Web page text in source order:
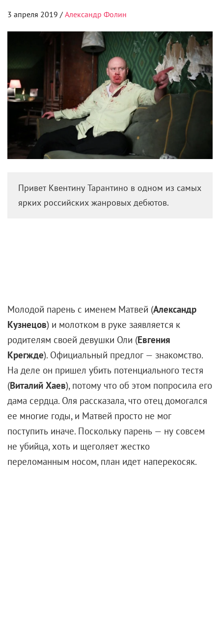
3 апреля 2019 / Александр Фолин
Привет Квентину Тарантино в одном из самых
ярких российских жанровых дебютов.
Молодой парень с именем Матвей (Александр
Кузнецов) и молотком в руке заявляется к
родителям своей девушки Оли (Евгения
Крегжде). Официальный предлог — знакомство.
На деле он пришел убить потенциального тестя
(Виталий Хаев), потому что об этом попросила его
дама сердца. Оля рассказала, что отец домогался
ее многие годы, и Матвей просто не мог
поступить иначе. Поскольку парень — ну совсем
не убийца, хоть и щеголяет жестко
переломанным носом, план идет наперекосяк.